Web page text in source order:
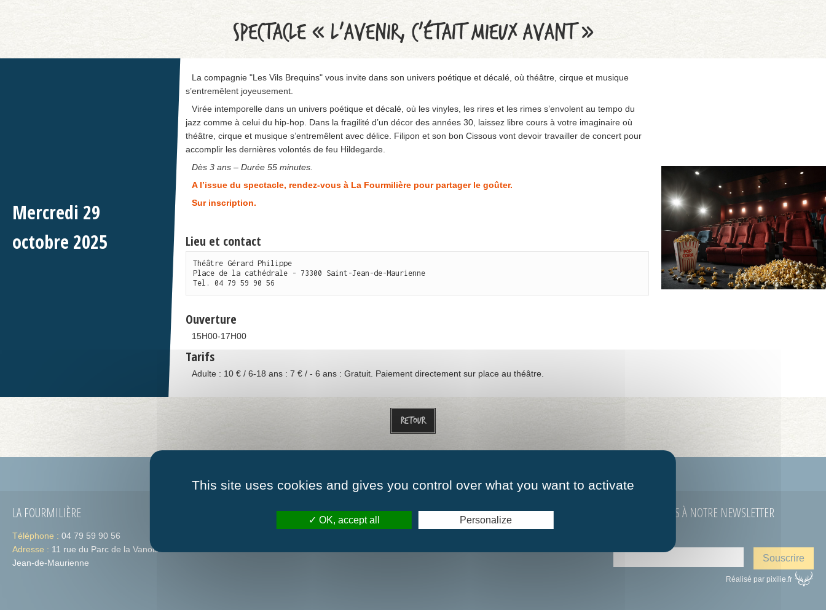
SPECTACLE « L’AVENIR, C’ÉTAIT MIEUX AVANT »
Mercredi 29
octobre 2025
La compagnie "Les Vils Brequins" vous invite dans son univers poétique et décalé, où théâtre, cirque et musique
s’entremêlent joyeusement.
Virée intemporelle dans un univers poétique et décalé, où les vinyles, les rires et les rimes s’envolent au tempo du
jazz comme à celui du hip-hop. Dans la fragilité d’un décor des années 30, laissez libre cours à votre imaginaire où
théâtre, cirque et musique s’entremêlent avec délice. Filipon et son bon Cissous vont devoir travailler de concert pour
accomplir les dernières volontés de feu Hildegarde.
Dès 3 ans – Durée 55 minutes.
A l’issue du spectacle, rendez-vous à La Fourmilière pour partager le goûter.
Sur inscription.
Lieu et contact
Théâtre Gérard Philippe
Place de la cathédrale - 73300 Saint-Jean-de-Maurienne
Tel. 04 79 59 90 56
Ouverture
15H00-17H00
Tarifs
Adulte : 10 € / 6-18 ans : 7 € / - 6 ans : Gratuit. Paiement directement sur place au théâtre.
Retour
LA FOURMILIÈRE
Téléphone : 04 79 59 90 56
Adresse : 11 rue du Parc de la Vanoise 73300 St-
Jean-de-Maurienne
ABONNEZ-VOUS À NOTRE NEWSLETTER
Réalisé par pixilie.fr
This site uses cookies and gives you control over what you want to activate
OK, accept all Personalize